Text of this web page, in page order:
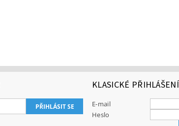
KLASICKÉ PŘIHLÁŠENÍ
E-mail
Heslo